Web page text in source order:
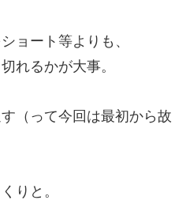
ョート等よりも、
れるかが大事。
（って今回は最初から故
りと。